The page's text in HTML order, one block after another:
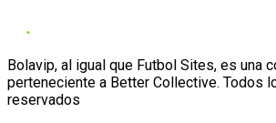
Bolavip, al igual que Futbol Sites, es una
perteneciente a Better Collective. Todos
reservados